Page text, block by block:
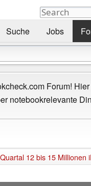
Suche Jobs
Forum!
notebookrelevante
12 bis 15 Millionen